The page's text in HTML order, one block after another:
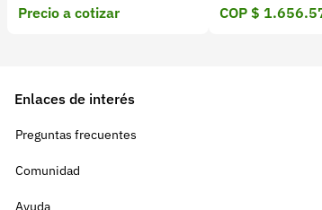
Precio a cotizar COP $
Enlaces de interés
Preguntas frecuentes
Comunidad
Ayuda